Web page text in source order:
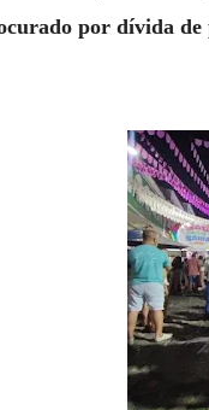
por dívida de